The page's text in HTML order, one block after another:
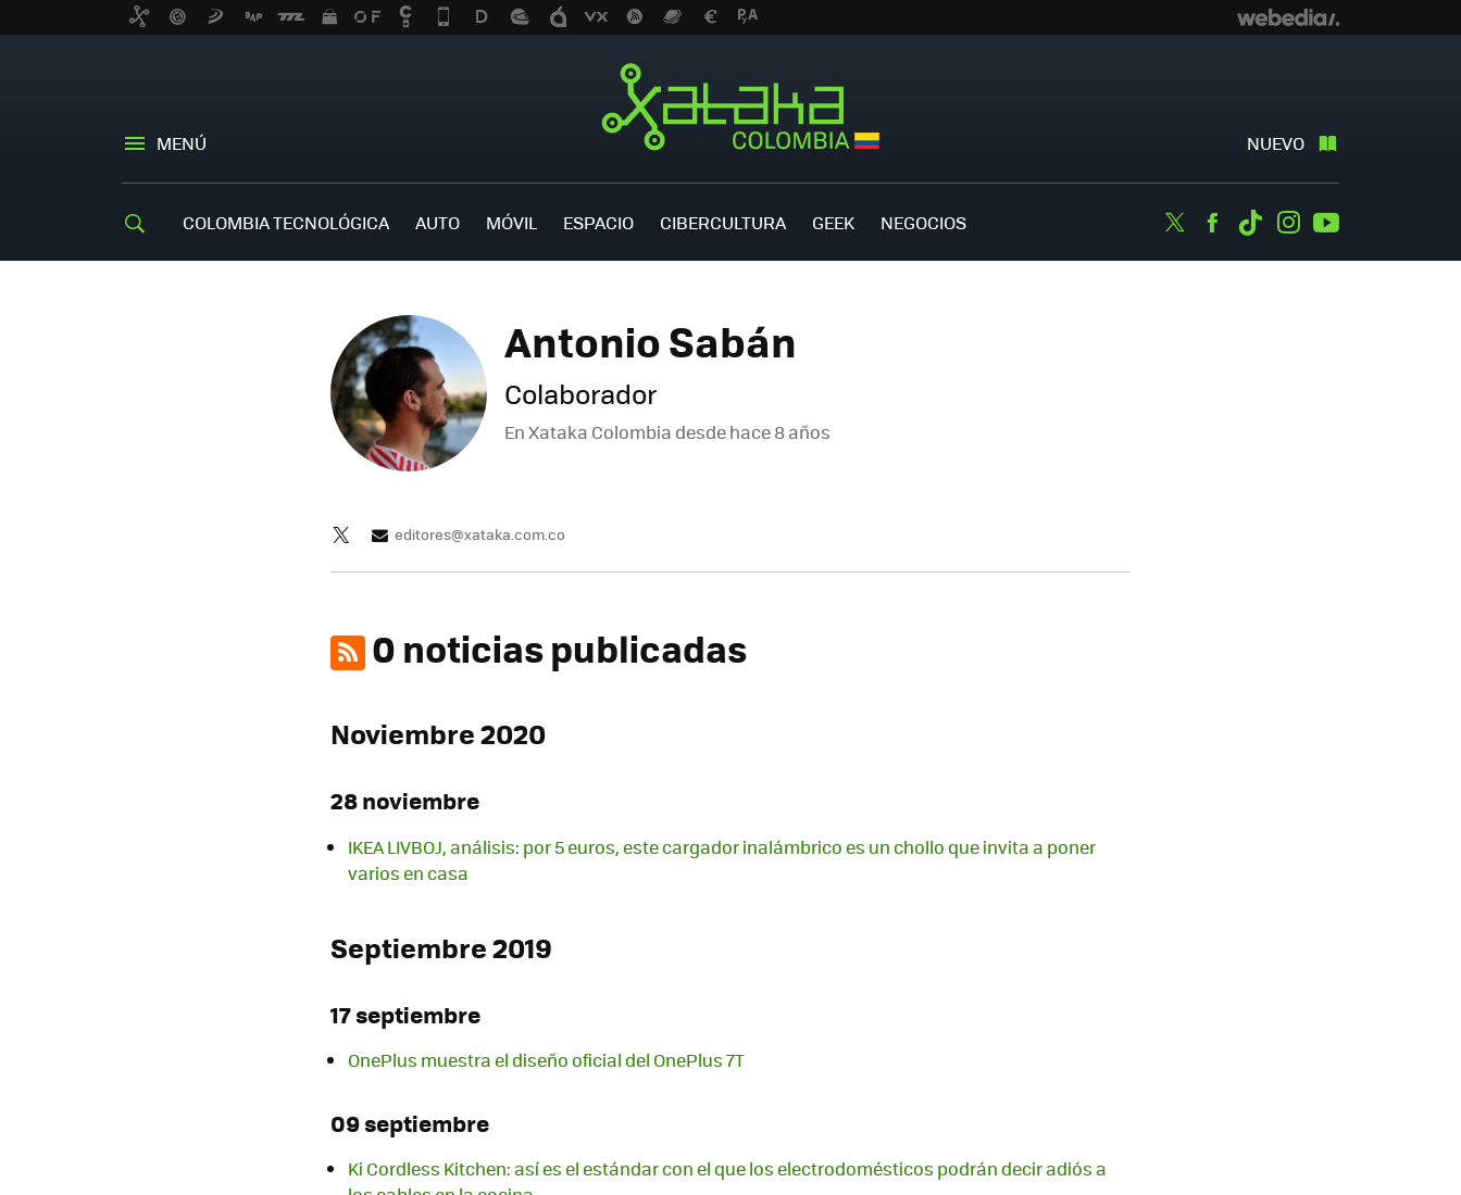
MENÚ NUEVO
COLOMBIA TECNOLÓGICA AUTO MÓVIL ESPACIO CIBERCULTURA GEEK NEGOCIOS TwitterFacebook
TiktokInstagram
Antonio Sabán
Colaborador
En Xataka Colombia desdehace 8 años
editores@xataka.com.co
0 noticias publicadas
Noviembre 2020
28 noviembre
IKEA LIVBOJ, análisis: por 5 euros, este cargador inalámbrico es un chollo que invita a poner
varios en casa
Septiembre 2019
17 septiembre
OnePlus muestra el diseño oficial del OnePlus 7T
09 septiembre
Ki Cordless Kitchen: así es el estándar con el que los electrodomésticos podrán decir adiós a